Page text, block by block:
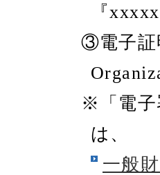
『
③電子証
※「電子
は、
一般